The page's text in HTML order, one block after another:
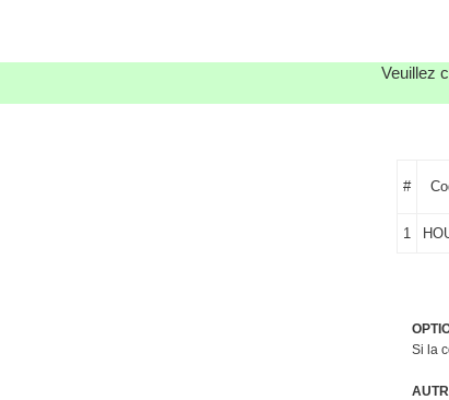
Veuillez
#
1
Si la